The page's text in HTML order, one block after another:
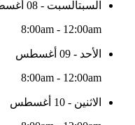
السبتالسبت - 08 أغسطس
8:00am - 12:00am
الأحد - 09 أغسطس
8:00am - 12:00am
الاثنين - 10 أغسطس